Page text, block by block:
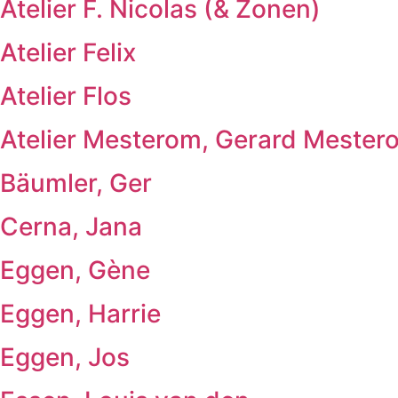
Atelier F. Nicolas (& Zonen)
Atelier Felix
Atelier Flos
Atelier Mesterom, Gerard
Bäumler, Ger
Cerna, Jana
Eggen, Gène
Eggen, Harrie
Eggen, Jos